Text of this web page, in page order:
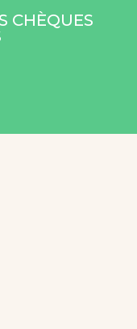
CHÈQUES